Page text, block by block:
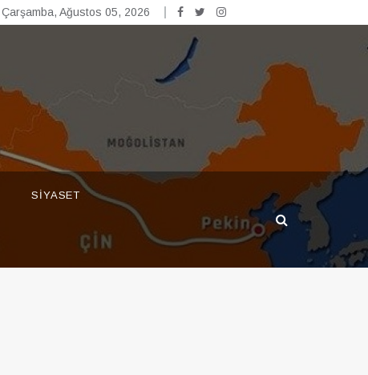
Çarşamba, Ağustos 05, 2026
SIYASET